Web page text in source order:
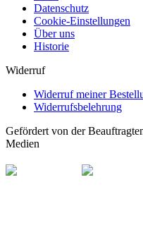
Datenschutz
Cookie-Einstellungen
Über uns
Historie
Widerruf
Widerruf meiner
Widerrufsbelehrung
Gefördert von der
Medien